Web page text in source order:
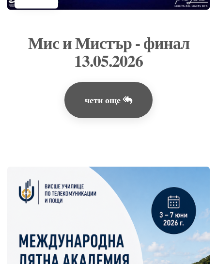
Мис и Мистър - финал
13.05.2026
чети още